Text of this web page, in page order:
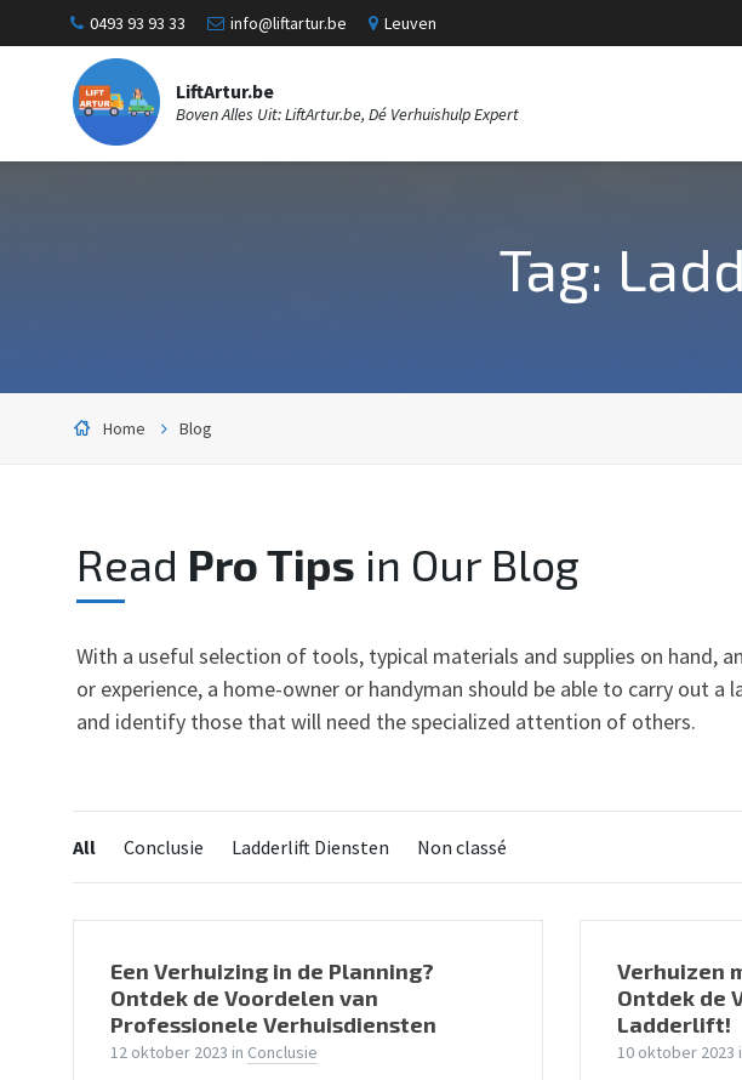
0493 93 93 33 info@liftartur.be Leuven
LiftArtur.be
Boven Alles Uit: LiftArtur.be, Dé Verhuishulp Expert
Tag:
Home Blog
Read Pro Tips in Our Blog
With a useful selection of tools, typical materials and supplies on hand,
or experience, a home-owner or handyman should be able to carry out a
and identify those that will need the specialized attention of others.
All
Conclusie Ladderlift Diensten Non classé
Een Verhuizing in de Planning?
Ontdek de Voordelen van
Professionele Verhuisdiensten
12 oktober 2023 in Conclusie
Verhuizen
Ontdek de
Ladderlift!
10 oktober 2023